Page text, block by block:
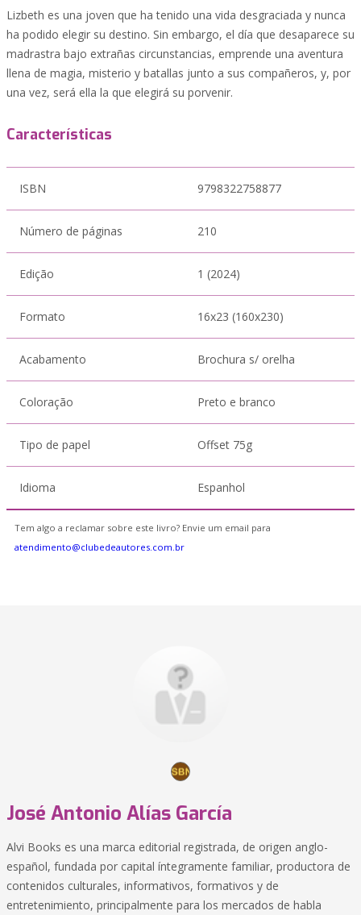
Lizbeth es una joven que ha tenido una vida desgraciada y nunca
ha podido elegir su destino. Sin embargo, el día que desaparece su
madrastra bajo extrañas circunstancias, emprende una aventura
llena de magia, misterio y batallas junto a sus compañeros, y, por
una vez, será ella la que elegirá su porvenir.
Características
ISBN 9798322758877
Número de páginas 210
Edição 1 (2024)
Formato 16x23 (160x230)
Acabamento Brochura s/ orelha
Coloração Preto e branco
Tipo de papel Offset 75g
Idioma Espanhol
Tem algo a reclamar sobre este livro? Envie um email para
atendimento@clubedeautores.com.br
José Antonio Alías García
Alvi Books es una marca editorial registrada, de origen anglo-
español, fundada por capital íntegramente familiar, productora de
contenidos culturales, informativos, formativos y de
entretenimiento, principalmente para los mercados de habla